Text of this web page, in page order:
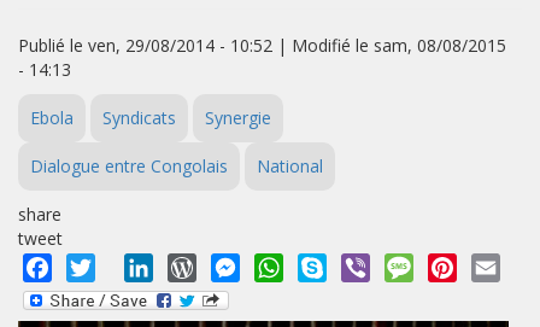
Publié le ven, 29/08/2014 - 10:52 | Modifié le sam, 08/08/2015
- 14:13
Ebola Syndicats Synergie
Dialogue entre Congolais National
share
tweet
Facebook
Twitter LinkedInWordPressMessengerWhatsApp
Skype Viber MessagePinterest